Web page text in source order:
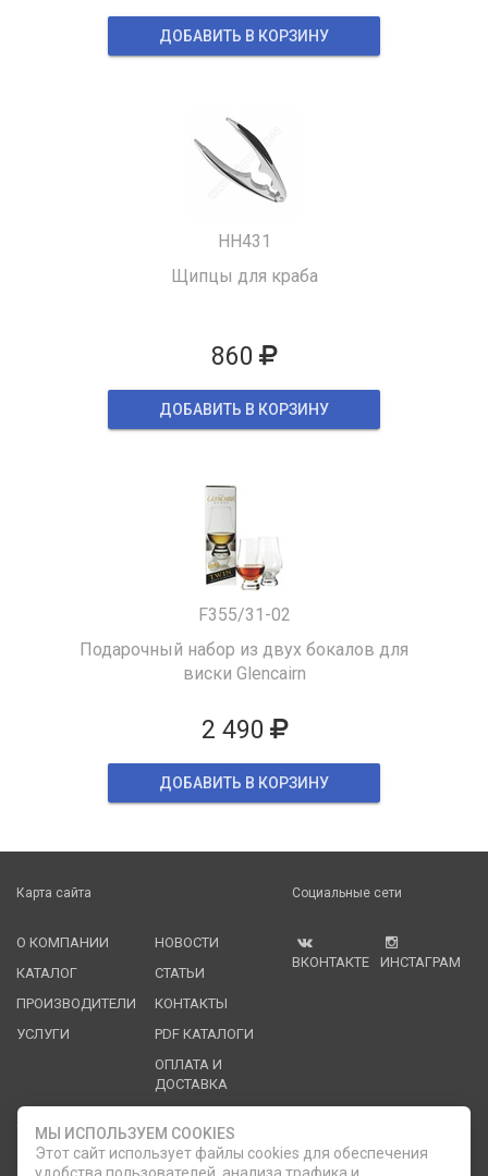
ДОБАВИТЬ В КОРЗИНУ
HH431
Щипцы для краба
860
ДОБАВИТЬ В КОРЗИНУ
F355/31-02
Подарочный набор из двух бокалов для
виски Glencairn
2 490
ДОБАВИТЬ В КОРЗИНУ
Карта сайта
О КОМПАНИИ
КАТАЛОГ
ПРОИЗВОДИТЕЛИ
УСЛУГИ
НОВОСТИ
СТАТЬИ
КОНТАКТЫ
PDF КАТАЛОГИ
ОПЛАТА И
ДОСТАВКА
Социальные сети
ВКОНТАКТЕ ИНСТАГРАМ
Служба клиентской поддержки
МЫ ИСПОЛЬЗУЕМ COOKIES
Этот сайт использует файлы cookies для обеспечения